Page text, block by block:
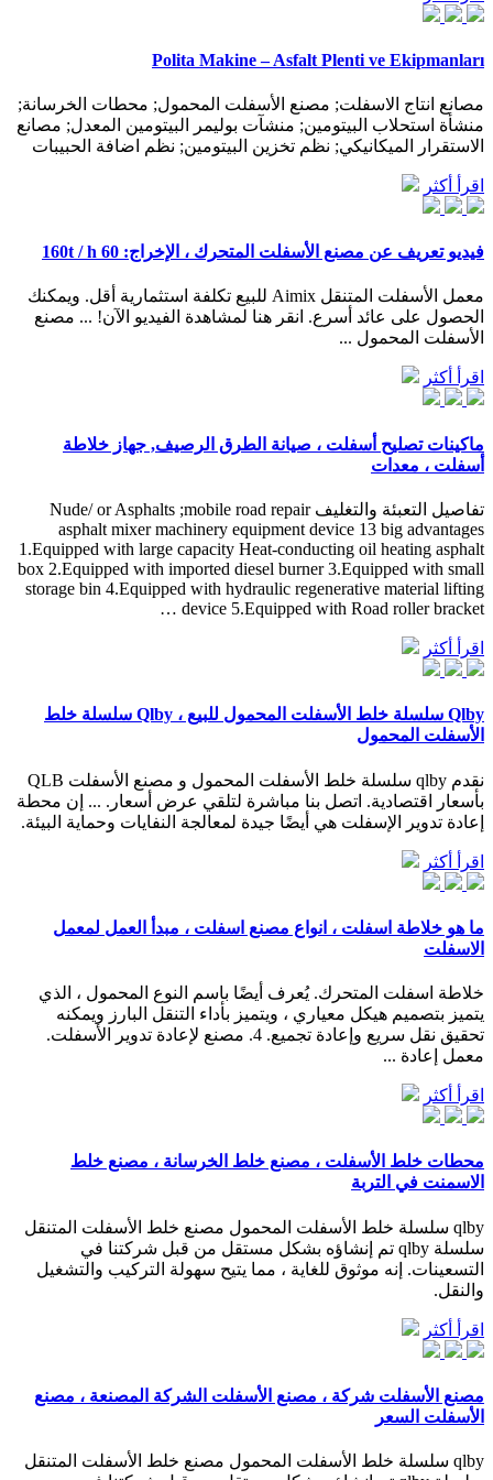
Polita Makine – Asfalt Plenti ve Ekipmanları
مصانع انتاج الاسفلت; مصنع الأسفلت المحمول; محطات الخرسانة;
منشأة استحلاب البيتومين; منشآت بوليمر البيتومين المعدل; مصانع
الاستقرار الميكانيكي; نظم تخزين البيتومين; نظم اضافة الحبيبات
اقرأ أكثر
فيديو تعريف عن مصنع الأسفلت المتحرك ، الإخراج: 60 160t / h
معمل الأسفلت المتنقل Aimix للبيع تكلفة استثمارية أقل. ويمكنك
الحصول على عائد أسرع. انقر هنا لمشاهدة الفيديو الآن! ... مصنع
الأسفلت المحمول ...
اقرأ أكثر
ماكينات تصليح أسفلت ، صيانة الطرق الرصيف, جهاز خلاطة
أسفلت ، معدات
تفاصيل التعبئة والتغليف Nude/ or Asphalts ;mobile road repair
asphalt mixer machinery equipment device 13 big advantages
1.Equipped with large capacity Heat-conducting oil heating asphalt
box 2.Equipped with imported diesel burner 3.Equipped with small
storage bin 4.Equipped with hydraulic regenerative material lifting
device 5.Equipped with Road roller bracket …
اقرأ أكثر
Qlby سلسلة خلط الأسفلت المحمول للبيع ، Qlby سلسلة خلط
الأسفلت المحمول
نقدم qlby سلسلة خلط الأسفلت المحمول و مصنع الأسفلت QLB
بأسعار اقتصادية. اتصل بنا مباشرة لتلقي عرض أسعار. ... إن محطة
إعادة تدوير الإسفلت هي أيضًا جيدة لمعالجة النفايات وحماية البيئة.
اقرأ أكثر
ما هو خلاطة اسفلت ، انواع مصنع اسفلت ، مبدأ العمل لمعمل
الاسفلت
خلاطة اسفلت المتحرك. يُعرف أيضًا باسم النوع المحمول ، الذي
يتميز بتصميم هيكل معياري ، ويتميز بأداء التنقل البارز ويمكنه
تحقيق نقل سريع وإعادة تجميع. 4. مصنع لإعادة تدوير الأسفلت.
معمل إعادة ...
اقرأ أكثر
محطات خلط الأسفلت ، مصنع خلط الخرسانة ، مصنع خلط
الاسمنت في التربة
qlby سلسلة خلط الأسفلت المحمول مصنع خلط الأسفلت المتنقل
سلسلة qlby تم إنشاؤه بشكل مستقل من قبل شركتنا في
التسعينات. إنه موثوق للغاية ، مما يتيح سهولة التركيب والتشغيل
والنقل.
اقرأ أكثر
مصنع الأسفلت شركة ، مصنع الأسفلت الشركة المصنعة ، مصنع
الأسفلت السعر
qlby سلسلة خلط الأسفلت المحمول مصنع خلط الأسفلت المتنقل